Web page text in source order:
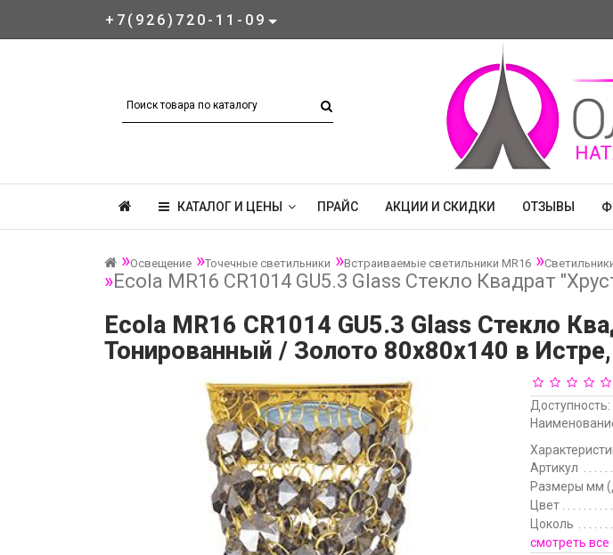
+7(926)720-11-09
КАТАЛОГ И ЦЕНЫ ПРАЙС АКЦИИ И СКИДКИ ОТЗЫВЫ
Освещение Точечные светильники Встраиваемые светильники MR16
Ecola MR16 CR1014 GU5.3 Glass Стекло Квадрат
Ecola MR16 CR1014 GU5.3 Glass Стекло
Тонированный / Золото 80x80x140 в
Доступность:
Артикул
Размеры мм
Цвет
Цоколь
смотреть все